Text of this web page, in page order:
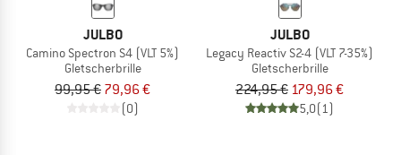
JULBO
Camino Spectron S4 (VLT 5%)
Gletscherbrille
99,95 € 79,96 €
(0)
JULBO
Legacy Reactiv S2-4 (VLT 7-35%)
Gletscherbrille
224,95 € 179,96 €
5,0(1)